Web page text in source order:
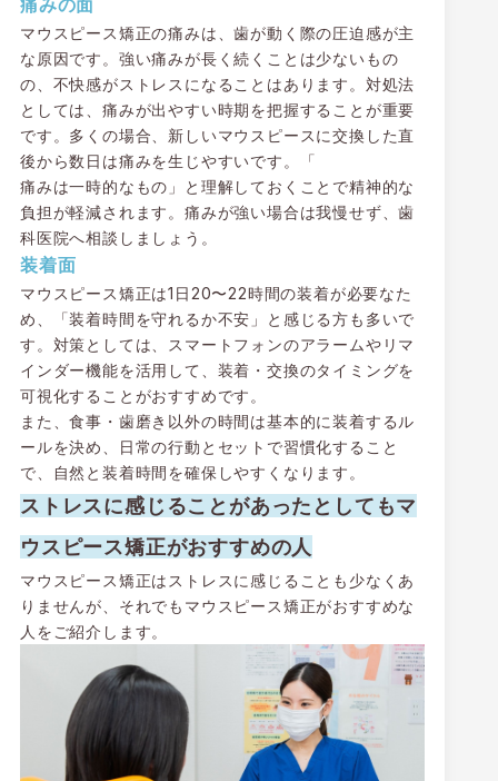
マウスピース矯正の痛みは、歯が動く際の圧迫感が主
な原因です。強い痛みが長く続くことは少ないもの
の、不快感がストレスになることはあります。対処法
としては、痛みが出やすい時期を把握することが重要
です。多くの場合、新しいマウスピースに交換した直
後から数日は痛みを生じやすいです。「
痛みは一時的なもの」と理解しておくことで精神的な
負担が軽減されます。痛みが強い場合は我慢せず、歯
科医院へ相談しましょう。
装着面
マウスピース矯正は1日20〜22時間の装着が必要なた
め、「装着時間を守れるか不安」と感じる方も多いで
す。対策としては、スマートフォンのアラームやリマ
インダー機能を活用して、装着・交換のタイミングを
可視化することがおすすめです。
また、食事・歯磨き以外の時間は基本的に装着するル
ールを決め、日常の行動とセットで習慣化すること
で、自然と装着時間を確保しやすくなります。
ストレスに感じることがあったとしてもマ
ウスピース矯正がおすすめの人
マウスピース矯正はストレスに感じることも少なくあ
りませんが、それでもマウスピース矯正がおすすめな
人をご紹介します。